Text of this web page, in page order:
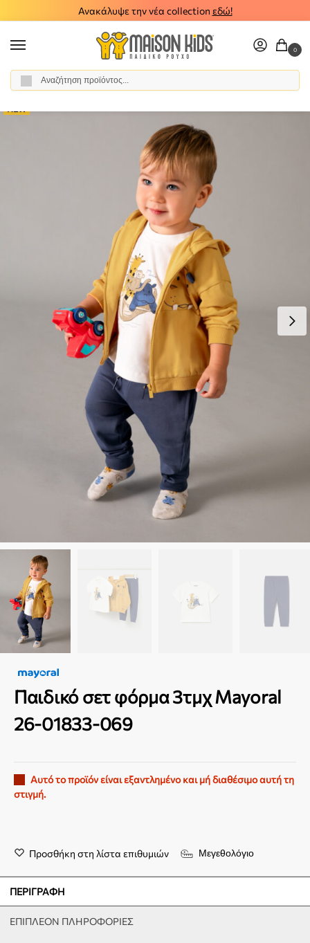
Ανακάλυψε την νέα collection εδώ!
0
Αρχική σελίδα / Βρεφικό Αγόρι
Παιδικό σετ φόρμα 3τμχ Mayoral
26-01833-069
Αυτό το προϊόν είναι εξαντλημένο και μή διαθέσιμο αυτή τη
στιγμή.
Προσθήκη στη λίστα επιθυμιών Μεγεθολόγιο
ΠΕΡΙΓΡΑΦΉ
ΕΠΙΠΛΈΟΝ ΠΛΗΡΟΦΟΡΊΕΣ